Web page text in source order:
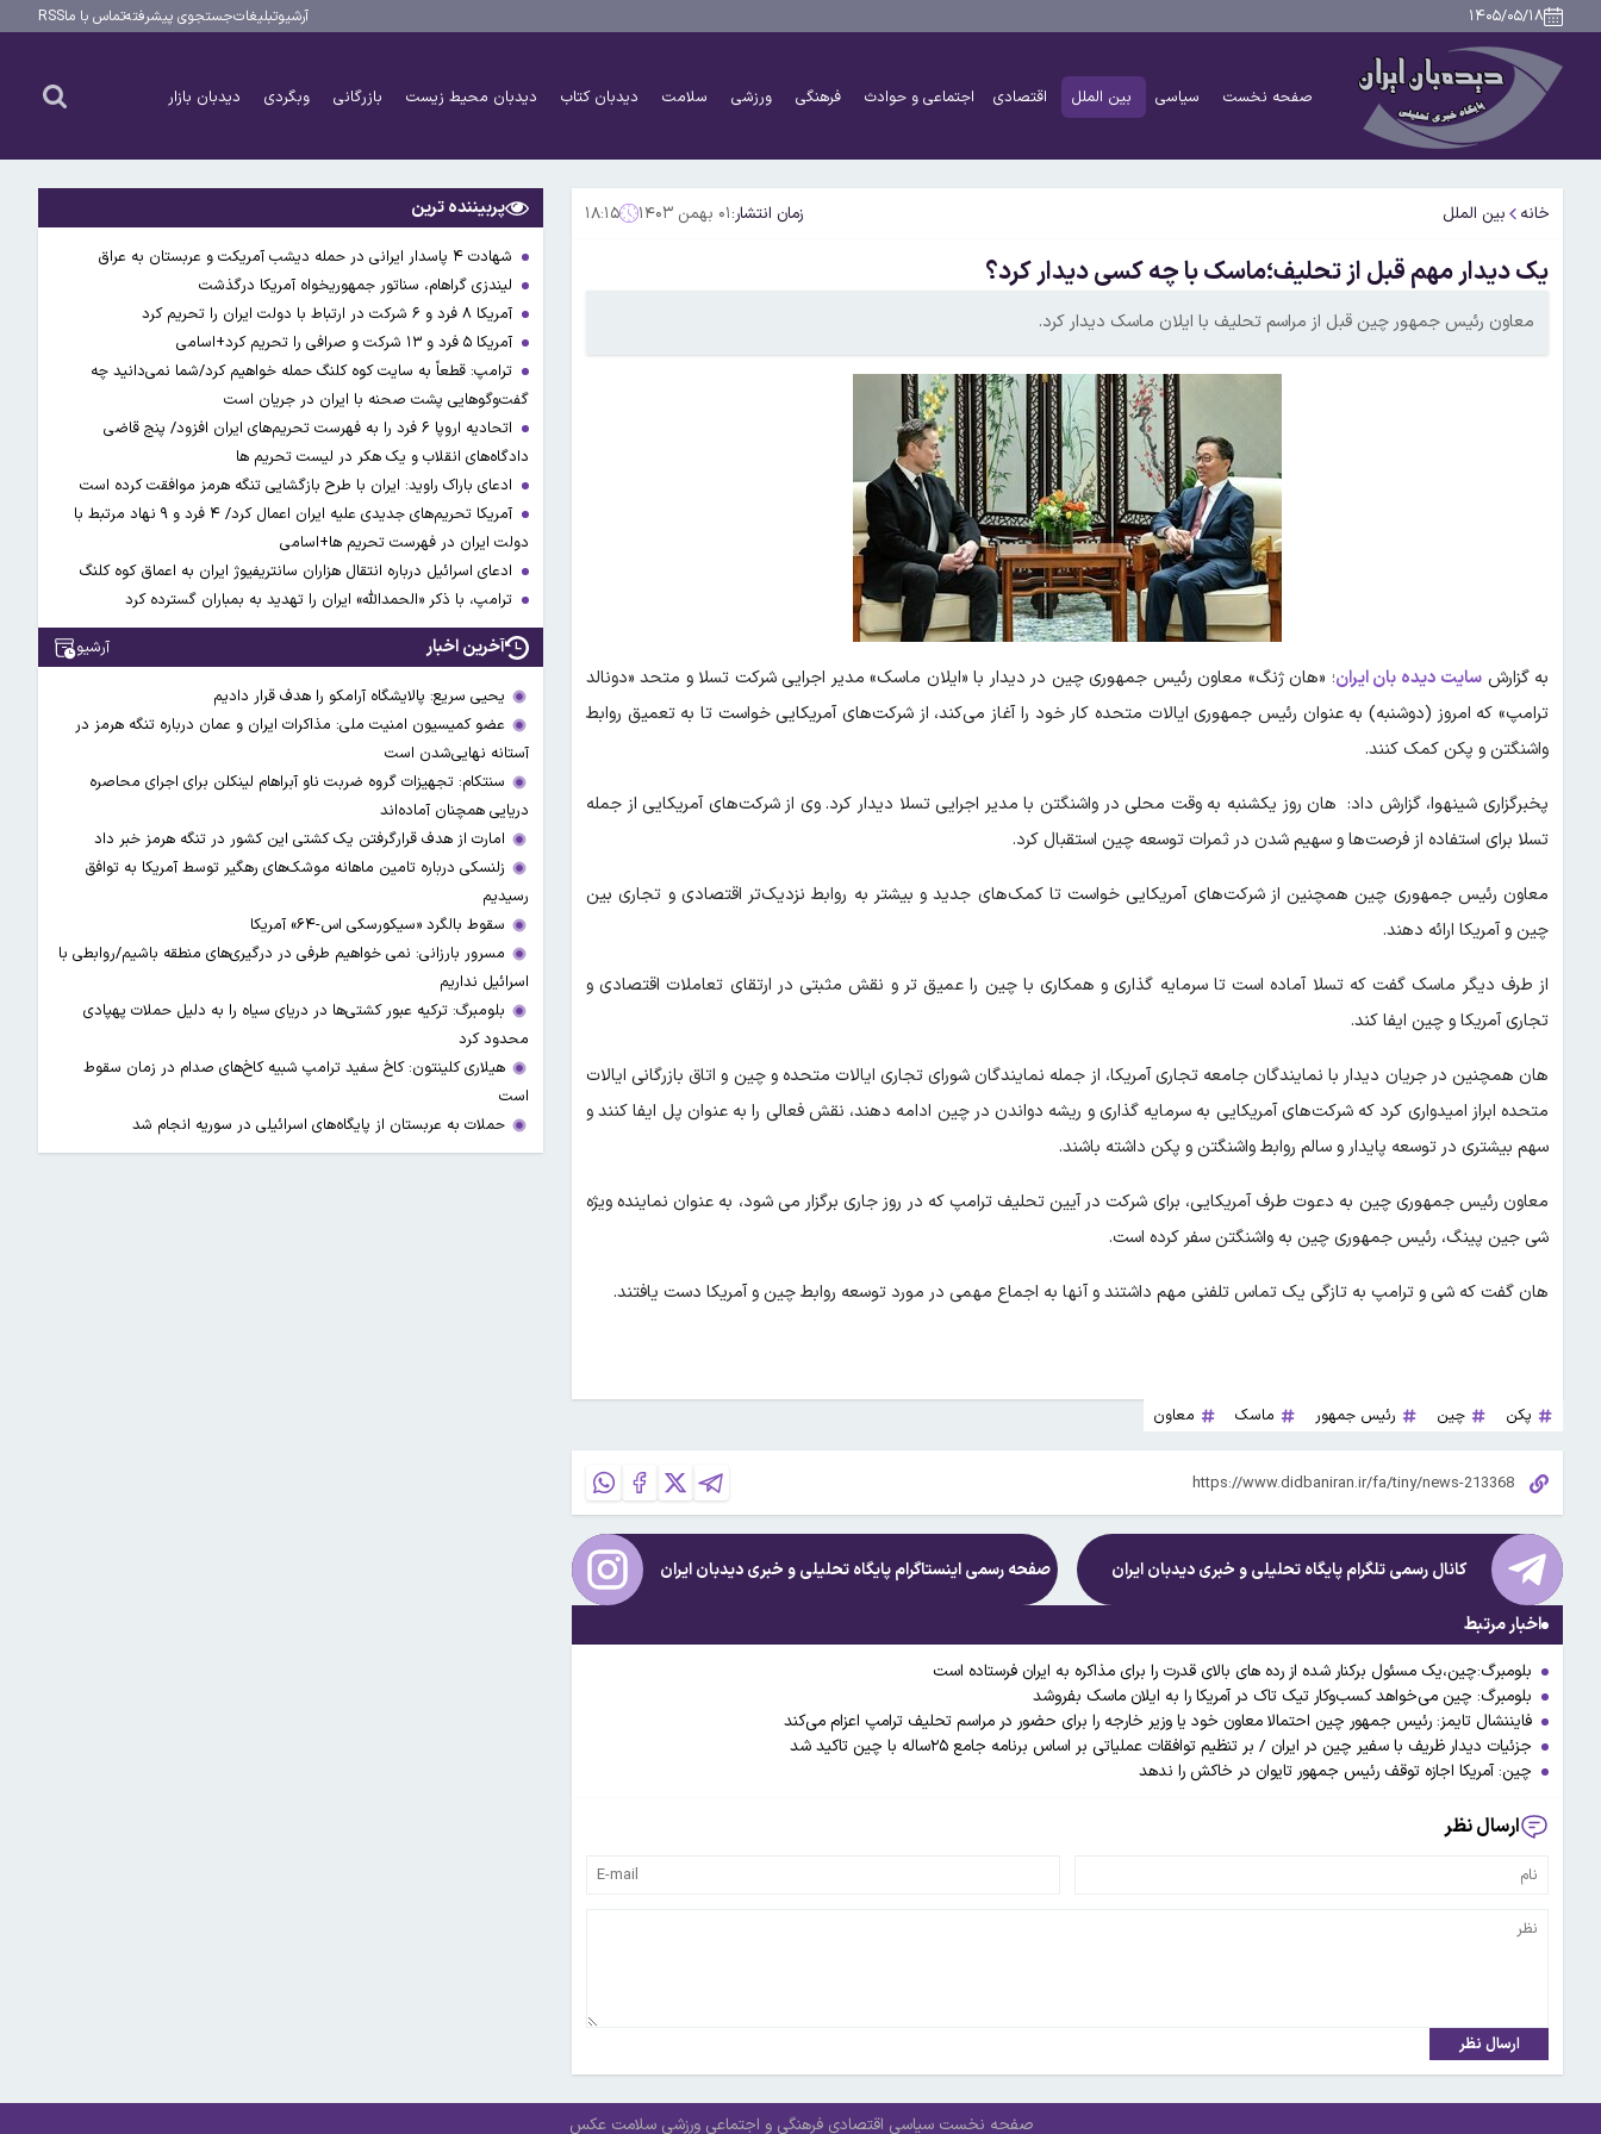
۱۴۰۵/۰۵/۱۸ آرشیوتبلیغاتجستجوی پیشرفتهتماس با ماRSS
صفحه نخست سیاسی بین الملل اقتصادی اجتماعی و حوادث فرهنگی ورزشی سلامت دیدبان کتاب دیدبان محیط زیست بازرگانی وبگردی دیدبان بازار
خانه بین الملل زمان انتشار:۰۱ بهمن ۱۴۰۳ ۱۸:۱۵
یک دیدار مهم قبل از تحلیف؛ماسک با چه کسی دیدار کرد؟
معاون رئیس جمهور چین قبل از مراسم تحلیف با ایلان ماسک دیدار کرد.
به گزارش سایت دیده بان ایران؛ «هان ژنگ» معاون رئیس جمهوری چین در دیدار با «ایلان ماسک» مدیر اجرایی شرکت تسلا و متحد «دونالد
ترامپ» که امروز (دوشنبه) به عنوان رئیس جمهوری ایالات متحده کار خود را آغاز می‌کند، از شرکت‌های آمریکایی خواست تا به تعمیق روابط
واشنگتن و پکن کمک کنند.
پخبرگزاری شینهوا، گزارش داد: هان روز یکشنبه به وقت محلی در واشنگتن با مدیر اجرایی تسلا دیدار کرد. وی از شرکت‌های آمریکایی از جمله
تسلا برای استفاده از فرصت‌ها و سهیم شدن در ثمرات توسعه چین استقبال کرد.
معاون رئیس جمهوری چین همچنین از شرکت‌های آمریکایی خواست تا کمک‌های جدید و بیشتر به روابط نزدیک‌تر اقتصادی و تجاری بین
چین و آمریکا ارائه دهند.
از طرف دیگر ماسک گفت که تسلا آماده است تا سرمایه گذاری و همکاری با چین را عمیق تر و نقش مثبتی در ارتقای تعاملات اقتصادی و
تجاری آمریکا و چین ایفا کند.
هان همچنین در جریان دیدار با نمایندگان جامعه تجاری آمریکا، از جمله نمایندگان شورای تجاری ایالات متحده و چین و اتاق بازرگانی ایالات
متحده ابراز امیدواری کرد که شرکت‌های آمریکایی به سرمایه گذاری و ریشه دواندن در چین ادامه دهند، نقش فعالی را به عنوان پل ایفا کنند و
سهم بیشتری در توسعه پایدار و سالم روابط واشنگتن و پکن داشته باشند.
معاون رئیس جمهوری چین به دعوت طرف آمریکایی، برای شرکت در آیین تحلیف ترامپ که در روز جاری برگزار می شود، به عنوان نماینده ویژه
شی جین پینگ، رئیس جمهوری چین به واشنگتن سفر کرده است.
هان گفت که شی و ترامپ به تازگی یک تماس تلفنی مهم داشتند و آنها به اجماع مهمی در مورد توسعه روابط چین و آمریکا دست یافتند.
پکن چین رئیس جمهور ماسک معاون
کانال رسمی تلگرام پایگاه تحلیلی و خبریدیدبان ایران صفحه رسمی اینستاگرام پایگاه تحلیلی و خبریدیدبان ایران
اخبار مرتبط
بلومبرگ:چین،یک مسئول برکنار شده از رده های بالای قدرت را برای مذاکره به ایران فرستاده است
بلومبرگ: چین می‌خواهد کسب‌وکار تیک تاک در آمریکا را به ایلان ماسک بفروشد
فایننشال تایمز: رئیس جمهور چین احتمالا معاون خود یا وزیر خارجه را برای حضور در مراسم تحلیف ترامپ اعزام می‌کند
جزئیات دیدار ظریف با سفیر چین در ایران / بر تنظیم توافقات عملیاتی بر اساس برنامه جامع ۲۵ساله با چین تاکید شد
چین: آمریکا اجازه توقف رئیس جمهور تایوان در خاکش را ندهد
ارسال نظر
ارسال نظر
پربیننده ترین
شهادت ۴ پاسدار ایرانی در حمله دیشب آمریکت و عربستان به عراق
لیندزی گراهام، سناتور جمهوریخواه آمریکا درگذشت
آمریکا ۸ فرد و ۶ شرکت در ارتباط با دولت ایران را تحریم کرد
آمریکا ۵ فرد و ۱۳ شرکت و صرافی را تحریم کرد+اسامی
ترامپ: قطعاً به سایت کوه کلنگ حمله خواهیم کرد/شما نمی‌دانید چه
گفت‌وگوهایی پشت صحنه با ایران در جریان است
اتحادیه اروپا ۶ فرد را به فهرست تحریم‌های ایران افزود/ پنج قاضی
دادگاه‌های انقلاب و یک هکر در لیست تحریم ها
ادعای باراک راوید: ایران با طرح بازگشایی تنگه هرمز موافقت کرده است
آمریکا تحریم‌های جدیدی علیه ایران اعمال کرد/ ۴ فرد و ۹ نهاد مرتبط با
دولت ایران در فهرست تحریم ها+اسامی
ادعای اسرائیل درباره انتقال هزاران سانتریفیوژ ایران به اعماق کوه کلنگ
ترامپ، با ذکر «الحمدالله» ایران را تهدید به بمباران گسترده کرد
آخرین اخبار آرشیو
یحیی سریع: پالایشگاه آرامکو را هدف قرار دادیم
عضو کمیسیون امنیت ملی: مذاکرات ایران و عمان درباره تنگه هرمز در
آستانه نهایی‌شدن است
سنتکام: تجهیزات گروه ضربت ناو آبراهام لینکلن برای اجرای محاصره
دریایی همچنان آماده‌اند
امارت از هدف قرارگرفتن یک کشتی این کشور در تنگه هرمز خبر داد
زلنسکی درباره تامین ماهانه موشک‌های رهگیر توسط آمریکا به توافق
رسیدیم
سقوط بالگرد «سیکورسکی اس-۶۴» آمریکا
مسرور بارزانی: نمی خواهیم طرفی در درگیری‌های منطقه باشیم/روابطی با
اسرائیل نداریم
بلومبرگ: ترکیه عبور کشتی‌ها در دریای سیاه را به دلیل حملات پهپادی
محدود کرد
هیلاری کلینتون: کاخ سفید ترامپ شبیه کاخ‌های صدام در زمان سقوط
است
حملات به عربستان از پایگاه‌های اسرائیلی در سوریه انجام شد
صفحه نخست سیاسی اقتصادی فرهنگی و اجتماعی ورزشی سلامت عکس